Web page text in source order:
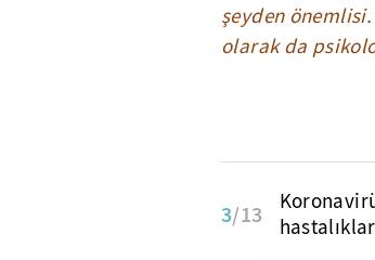
şeyden
olarak da
3/13